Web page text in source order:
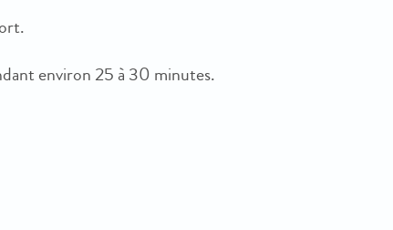
environ 25 à 30 minutes.